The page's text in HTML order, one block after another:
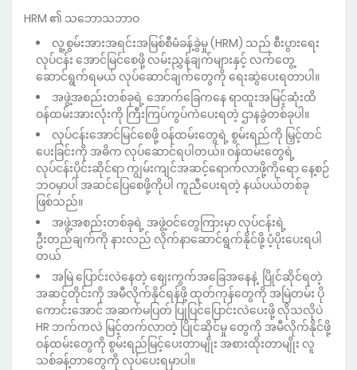
HRM ၏ သဘောသဘာဝ
လူ့စွမ်းအားအရင်းအမြစ်စီမံခန့်ခွဲမှု (HRM) သည် စီးပွားရေး
လုပ်ငန်း အောင်မြင်စေဖို့ လမ်းညွှန်ချက်များနှင့် လက်တွေ့
ဆောင်ရွက်ရမယ် လုပ်ဆောင်ချက်တွေကို ရေးဆွဲပေးရတာပါ။
အဖွဲ့အစည်းတစ်ခုရဲ့ အောက်ခြေကနေ ရာထူးအမြင့်ဆုံးထိ
ဝန်ထမ်းအားလုံးကို ကြီးကြပ်ကွပ်ကဲပေးရတဲ့ ဌာနခွဲတစ်ခုပါ။
လုပ်ငန်းအောင်မြင်စေဖို့ ဝန်ထမ်းတွေရဲ့ စွမ်းရည်ကို မြှင့်တင်
ပေးခြင်းကို အဓိက လုပ်ဆောင်ရပါတယ်။ ဝန်ထမ်းတွေရဲ့
လုပ်ငန်းပိုင်းဆိုင်ရာ ကျွမ်းကျင်အဆင့်ရောက်လာဖို့ကိုရော နေ့စဉ်
ဘဝမှာပါ အဆင်ပြေစေဖို့ကိုပါ ကူညီပေးရတဲ့ နယ်ပယ်တစ်ခု
ဖြစ်သည်။
အဖွဲ့အစည်းတစ်ခုရဲ့ အဖွဲ့ဝင်တွေကြားမှာ လုပ်ငန်းရဲ့
ဦးတည်ချက်ကို နားလည် လိုက်နာဆောင်ရွက်နိုင်ဖို့ ပံ့ပိုးပေးရပါ
တယ်
အမြဲ ပြောင်းလဲနေတဲ့ စျေးကွက်အခြေအနေနဲ့ ပြိုင်ဆိုင်ရတဲ့
အဆင့်တိုင်းကို အမီလိုက်နိုင်ရန်ဖို့ ထုတ်ကုန်တွေကို အမြဲတမ်း ပို
ကောင်းအောင် အဆက်မပြတ် ပြုပြင်ပြောင်းလဲပေးဖို့ လိုသလိုပဲ
HR ဘက်ကလဲ မြင့်တက်လာတဲ့ ပြိုင်ဆိုင်မှု တွေကို အမီလိုက်နိုင်ဖို့
ဝန်ထမ်းတွေကို စွမ်းရည်မြင့်ပေးတာမျိုး အစားထိုးတာမျိုး လူ
သစ်ခန့်တာတွေကို လုပ်ပေးရမှာပါ။